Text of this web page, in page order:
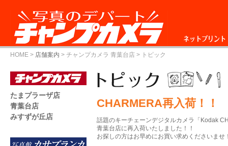
ネットプリント
HOME > 店舗案内 > チャンプカメラ 青葉台店 > トピック
CHARMERA再入荷！！
話題のキーチェーンデジタルカメラ「Kodak
青葉台店に再入荷いたしました！！
お探しの方はお早めにお買い求めくださいませ
たまプラーザ店
青葉台店
みすずが丘店